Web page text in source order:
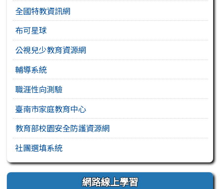
全國特教資訊網
布可星球
公視兒少教育資源網
輔導系統
職涯性向測驗
臺南市家庭教育中心
教育部校園安全防護資源網
社團選填系統
網路線上學習